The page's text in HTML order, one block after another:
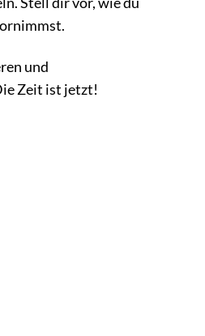
und
Zeit ist jetzt!